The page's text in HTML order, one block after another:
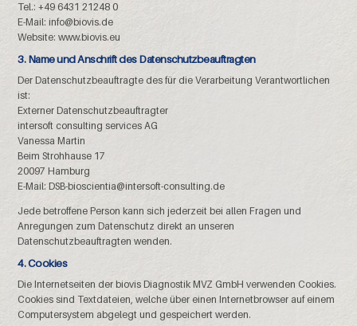
Tel.: +49 6431 21248 0
E-Mail: info@biovis.de
Website: www.biovis.eu
3. Name und Anschrift des Datenschutzbeauftragten
Der Datenschutzbeauftragte des für die Verarbeitung Verantwortlichen
ist:
Externer Datenschutzbeauftragter
intersoft consulting services AG
Vanessa Martin
Beim Strohhause 17
20097 Hamburg
E-Mail: DSB-bioscientia@intersoft-consulting.de
Jede betroffene Person kann sich jederzeit bei allen Fragen und
Anregungen zum Datenschutz direkt an unseren
Datenschutzbeauftragten wenden.
4. Cookies
Die Internetseiten der biovis Diagnostik MVZ GmbH verwenden Cookies.
Cookies sind Textdateien, welche über einen Internetbrowser auf einem
Computersystem abgelegt und gespeichert werden.